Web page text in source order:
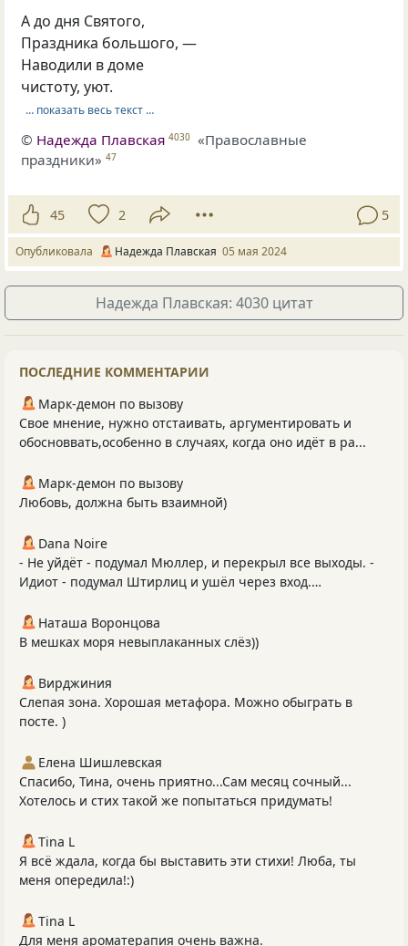
А до дня Святого,
Праздника большого, —
Наводили в доме
чистоту, уют.
… показать весь текст …
© Надежда Плавская 4030 «Православные
праздники» 47
45 2 5
Опубликовала Надежда Плавская 05 мая 2024
Надежда Плавская: 4030 цитат
ПОСЛЕДНИЕ КОММЕНТАРИИ
Марк-демон по вызову
Свое мнение, нужно отстаивать, аргументировать и
обосноввать,особенно в случаях, когда оно идёт в ра...
Марк-демон по вызову
Любовь, должна быть взаимной)
Dana Noire
- Не уйдёт - подумал Мюллер, и перекрыл все выходы. -
Идиот - подумал Штирлиц и ушёл через вход.…
Наташа Воронцова
В мешках моря невыплаканных слёз))
Вирджиния
Слепая зона. Хорошая метафора. Можно обыграть в
посте. )
Елена Шишлевская
Спасибо, Тина, очень приятно...Сам месяц сочный...
Хотелось и стих такой же попытаться придумать!
Tina L
Я всё ждала, когда бы выставить эти стихи! Люба, ты
меня опередила!:)
Tina L
Для меня ароматерапия очень важна.